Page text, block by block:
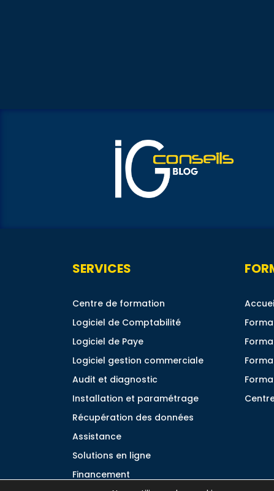
SERVICES
Centre de formation
Logiciel de Comptabilité
Logiciel de Paye
Logiciel gestion commerciale
Audit et diagnostic
Installation et paramétrage
Récupération des données
Assistance
Solutions en ligne
Financement